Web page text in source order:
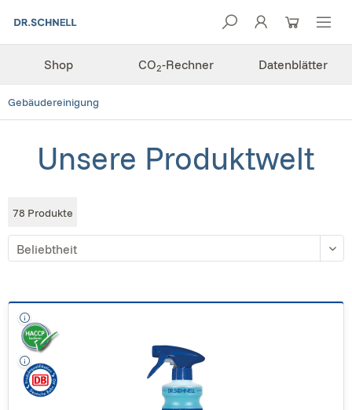
Shop CO2-Rechner Datenblätter
Gebäudereinigung
Unsere Produktwelt
78 Produkte